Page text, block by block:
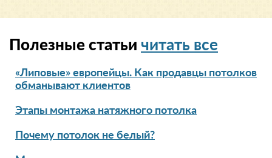
Полезные статьи читать все
«Липовые» европейцы. Как продавцы потолков
обманывают клиентов
Этапы монтажа натяжного потолка
Почему потолок не белый?